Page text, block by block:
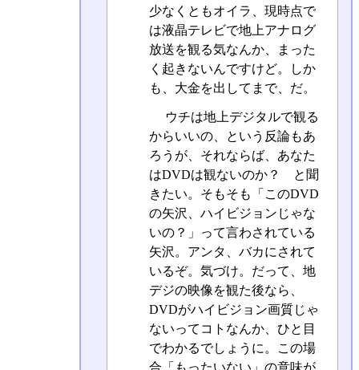
少なくともオイラ、現時点で
は液晶テレビで地上アナログ
放送を観る気なんか、まった
く起きないんですけど。しか
も、大金を出してまで、だ。
ウチは地上デジタルで観る
からいいの、という反論もあ
ろうが、それならば、あなた
はDVDは観ないのか？ と聞
きたい。そもそも「このDVD
の矢沢、ハイビジョンじゃな
いの？」って言わされている
矢沢。アンタ、バカにされて
いるぞ。気づけ。だって、地
デジの映像を観た後なら、
DVDがハイビジョン画質じゃ
ないってコトなんか、ひと目
でわかるでしょうに。この場
合「もったいない」の意味が